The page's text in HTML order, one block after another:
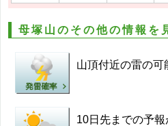
母塚山のその他の情報を
山頂付近の雷の可
10日先までの予